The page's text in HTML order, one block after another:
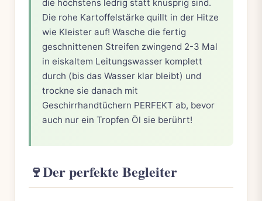
die höchstens ledrig statt knusprig sind.
Die rohe Kartoffelstärke quillt in der Hitze
wie Kleister auf! Wasche die fertig
geschnittenen Streifen zwingend 2-3 Mal
in eiskaltem Leitungswasser komplett
durch (bis das Wasser klar bleibt) und
trockne sie danach mit
Geschirrhandtüchern PERFEKT ab, bevor
auch nur ein Tropfen Öl sie berührt!
🍷Der perfekte Begleiter